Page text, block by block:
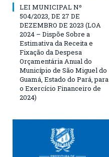
LEI MUNICIPAL Nº
504/2023, DE 27 DE
DEZEMBRO DE 2023 (LOA
2024 – Dispõe Sobre a
Estimativa da Receita e
Fixação da Despesa
Orçamentária Anual do
Município de São Miguel do
Guamá, Estado do Pará, para
o Exercício Financeiro de
2024)